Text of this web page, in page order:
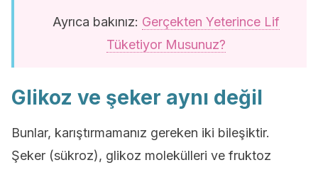
Ayrıca bakınız: Gerçekten Yeterince Lif
Tüketiyor Musunuz?
Glikoz ve şeker aynı değil
Bunlar, karıştırmamanız gereken iki bileşiktir.
Şeker (sükroz), glikoz molekülleri ve fruktoz